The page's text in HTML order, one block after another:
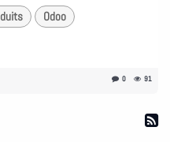
Odoo
0 91